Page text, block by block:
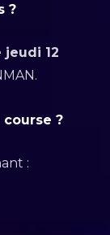
?
jeudi 12
?
: